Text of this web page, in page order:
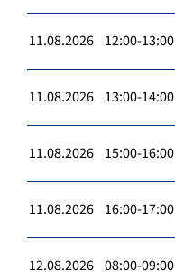
11.08.2026 12:00-13:00
11.08.2026 13:00-14:00
11.08.2026 15:00-16:00
11.08.2026 16:00-17:00
12.08.2026 08:00-09:00